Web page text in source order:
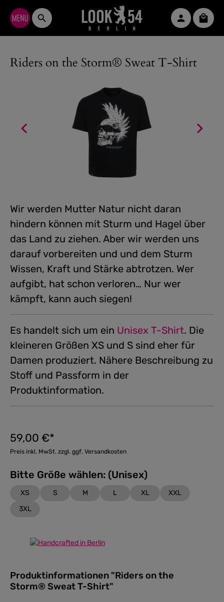
Zum Hauptinhalt springen
Riders on the Storm® Sweat T-Shirt
Wir werden Mutter Natur nicht daran
hindern können mit Sturm und Hagel über
das Land zu ziehen. Aber wir werden uns
darauf vorbereiten und und dem Sturm
Wissen, Kraft und Stärke abtrotzen. Wer
aufgibt, hat schon verloren… Nur wer
kämpft, kann auch siegen!
Es handelt sich um ein Unisex T-Shirt. Die
kleineren Größen XS und S sind eher für
Damen produziert. Nähere Beschreibung zu
Stoff und Passform in der
Produktinformation.
59,00 €*
Preis inkl. MwSt. zzgl. ggf. Versandkosten
Bitte Größe wählen: (Unisex)
XS S M L XL
XXL
3XL
Produktinformationen "Riders on the
Storm® Sweat T-Shirt"